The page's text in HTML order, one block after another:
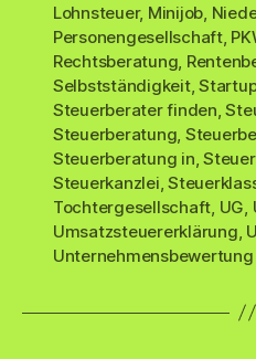
Lohnsteuer, Minijob
Personengesellschaft,
Rechtsberatung
Selbstständigkeit,
Steuerberater finden ,
Steuerberatung
Steuerberatung in ,
Steuerkanzlei ,
Tochtergesellschaft UG
Umsatzsteuererklärung
Unternehmensbewertung